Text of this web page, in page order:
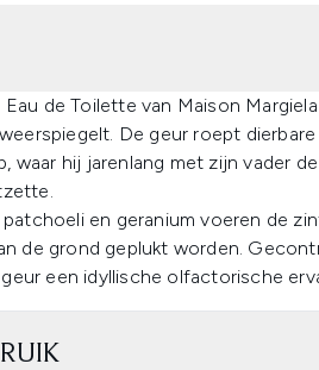
de Toilette van Maison
De geur roept
waar hij jarenlang met zijn vader
en geranium voeren de
de grond geplukt worden.
een idyllische olfactorische